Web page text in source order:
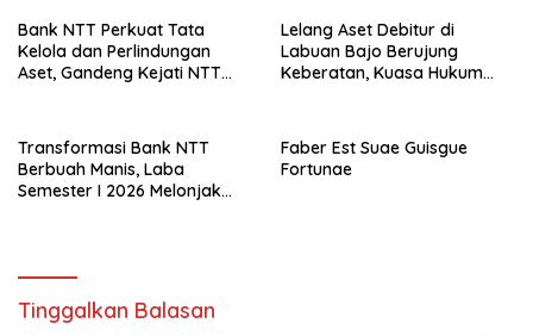
Bank NTT Perkuat Tata
Kelola dan Perlindungan
Aset, Gandeng Kejati NTT
Lelang Aset Debitur di
Labuan Bajo Berujung
Keberatan, Kuasa Hukum
Transformasi Bank NTT
Berbuah Manis, Laba
Semester I 2026 Melonjak
Faber Est Suae Guisgue
Fortunae
Tinggalkan Balasan